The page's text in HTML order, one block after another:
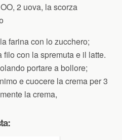
2 uova, la scorza
farina con lo zucchero;
con la spremuta e il latte.
portare a bollore;
e cuocere la crema per 3
la crema,